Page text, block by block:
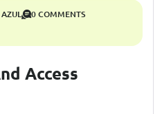
0 COMMENTS
Access